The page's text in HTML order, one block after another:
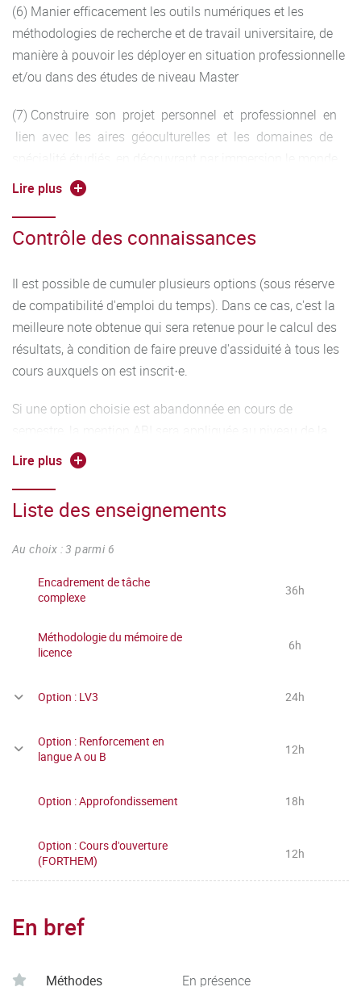
(6) Manier efficacement les outils numériques et les
méthodologies de recherche et de travail universitaire, de
manière à pouvoir les déployer en situation professionnelle
et/ou dans des études de niveau Master
(7) Construire son projet personnel et professionnel en
lien avec les aires géoculturelles et les domaines de
de l’entreprise.
Lire plus
Contrôle des connaissances
Il est possible de cumuler plusieurs options (sous réserve
de compatibilité d'emploi du temps). Dans ce cas, c'est la
meilleure note obtenue qui sera retenue pour le calcul des
résultats, à condition de faire preuve d'assiduité à tous les
cours auxquels on est inscrit·e.
Si une option choisie est abandonnée en cours de
semestre, la mention ABI sera appliquée au niveau de la
note "Options", entraînant le résultat DEF.
Lire plus
Liste des enseignements
Au choix : 3 parmi 6
Encadrement de tâche
complexe
36h
Méthodologie du mémoire de
licence
6h
Option : LV3 24h
Option : Renforcement en
langue A ou B
12h
Option : Approfondissement 18h
Option : Cours d'ouverture
(FORTHEM)
12h
En bref
Méthodes
En présence